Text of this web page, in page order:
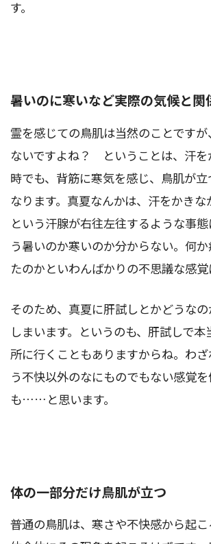
す。
暑いのに寒いなど実際の気候と関
霊を感じての鳥肌は当然のことです
ないですよね？ ということは、汗を
時でも、背筋に寒気を感じ、鳥肌が
なります。真夏なんかは、汗をかき
という汗腺が右往左往するような事
う暑いのか寒いのか分からない。何
たのかといわんばかりの不思議な感覚
そのため、真夏に肝試しとかどうな
しまいます。というのも、肝試しで
所に行くこともありますからね。わ
う不快以外のなにものでもない感覚
も……と思います。
体の一部分だけ鳥肌が立つ
普通の鳥肌は、寒さや不快感から起こ